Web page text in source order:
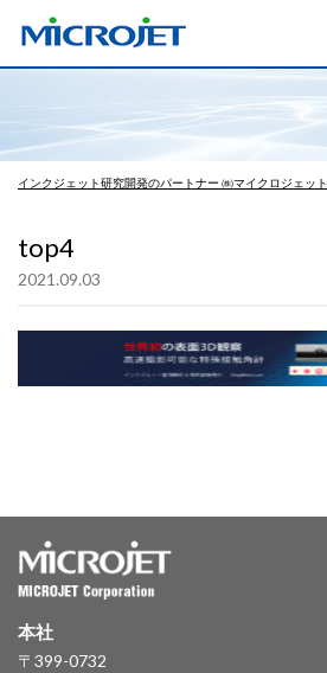
インクジェット研究開発のパートナー ㈱マイクロジェット
top4
2021.09.03
本社
〒399-0732